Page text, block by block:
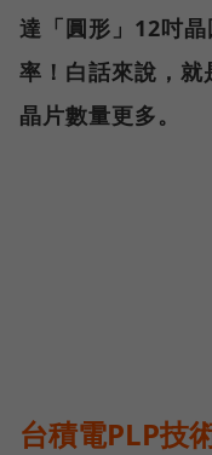
達「圓形」12吋
率！白話來說，就
晶片數量更多。
台積電PLP技